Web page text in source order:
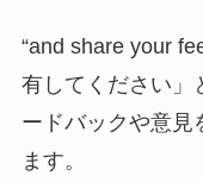
“and share your
有してください」
ードバックや意見
ます。